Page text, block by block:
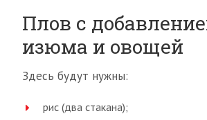
Плов с
изюма и овощей
Здесь будут нужны:
рис (два стакана);